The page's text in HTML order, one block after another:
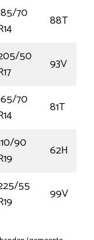
70
88T
50
93V
70
81T
90
62H
55
99V